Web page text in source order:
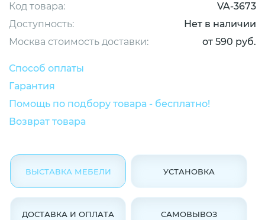
Код товара:
VA-3673
Доступность:
Нет в наличии
Москва стоимость доставки:
от 590 руб.
Способ оплаты
Гарантия
Помощь по подбору товара - бесплатно!
Возврат товара
ВЫСТАВКА МЕБЕЛИ УСТАНОВКА
ДОСТАВКА И ОПЛАТА САМОВЫВОЗ